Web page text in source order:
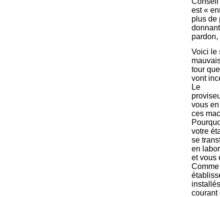
est «
plus de
Voici le
tour
vont
Le
vous
ces
votre
se
en
et vous
courant